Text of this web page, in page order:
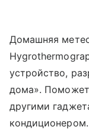
Домашняя
устройство,
дома». Поможет
другими